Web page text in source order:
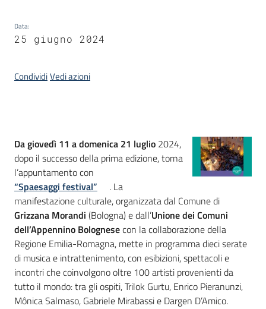
Programmi
Progetti
Guglielmi
Seguici
su
Data:
25 giugno 2024
CondividiVedi azioni
Introduzione
Da giovedì 11 a domenica 21 luglio 2024,
dopo il successo della prima edizione, torna
l’appuntamento con
“Spaesaggi festival”
. La
manifestazione culturale, organizzata dal Comune di
Grizzana Morandi (Bologna) e dall’Unione dei Comuni
dell’Appennino Bolognesecon la collaborazione della
Regione Emilia-Romagna, mette in programma dieci serate
di musica e intrattenimento, con esibizioni, spettacoli e
incontri che coinvolgono oltre 100 artisti provenienti da
tutto il mondo: tra gli ospiti, Trilok Gurtu, Enrico Pieranunzi,
Mônica Salmaso, Gabriele Mirabassi e Dargen D’Amico.